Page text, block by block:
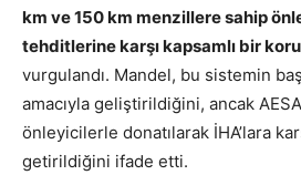
km ve 150 km menzillere sahip
tehditlerine karşı kapsamlı bir
vurgulandı. Mandel, bu sistemin
amacıyla geliştirildiğini, ancak
önleyicilerle donatılarak İHA’lara
getirildiğini ifade etti.